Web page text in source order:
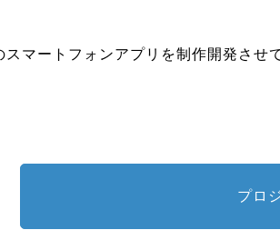
マートフォンアプリを制作開発させ
プロ